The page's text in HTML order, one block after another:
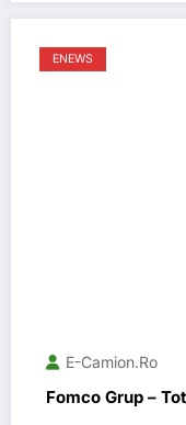
ENEWS
E-Camion.ro
Fomco Grup –